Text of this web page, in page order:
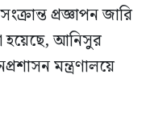
প্রজ্ঞাপন জারি
হয়েছে, আনিসুর
মন্ত্রণালয়ে